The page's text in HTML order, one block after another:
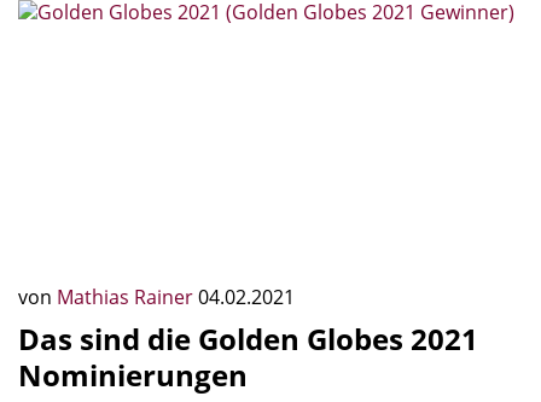
von Mathias Rainer04.02.2021
Das sind die Golden Globes 2021
Nominierungen